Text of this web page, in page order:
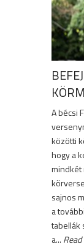
A bécsi
közötti
hogy a
mindkét
sajnos
a
tabellák
a...